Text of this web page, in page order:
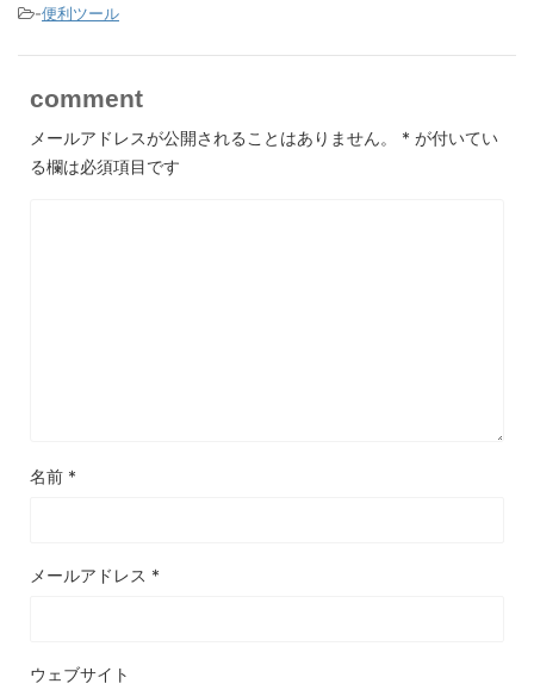
-便利ツール
comment
メールアドレスが公開されることはありません。 * が付いてい
る欄は必須項目です
名前 *
メールアドレス *
ウェブサイト